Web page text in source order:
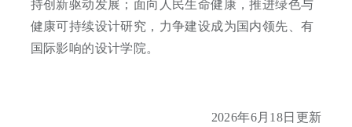
持创新驱动发展；面向人民生命健康，推进绿色与
健康可持续设计研究，力争建设成为国内领先、有
国际影响的设计学院。
2026年6月18日更新